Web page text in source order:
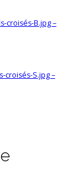
croisés-B.jpg –
croisés-S.jpg –